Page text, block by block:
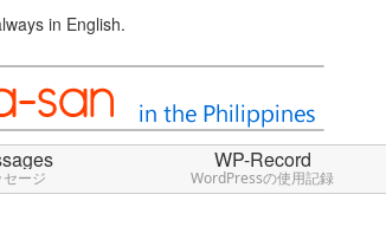
in English.
セージ
WP-Record
WordPressの使用記録